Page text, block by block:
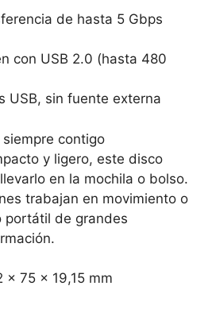
de hasta 5 Gbps
con USB 2.0 (hasta 480
USB, sin fuente externa
contigo
y ligero, este disco
en la mochila o bolso.
trabajan en movimiento o
portátil de grandes
x 75 x 19,15 mm